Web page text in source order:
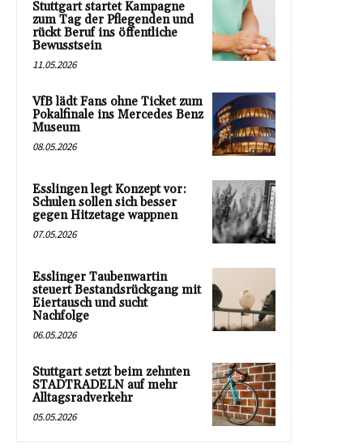
Stuttgart startet Kampagne
zum Tag der Pflegenden und
rückt Beruf ins öffentliche
Bewusstsein
11.05.2026
VfB lädt Fans ohne Ticket zum
Pokalfinale ins Mercedes Benz
Museum
08.05.2026
Esslingen legt Konzept vor:
Schulen sollen sich besser
gegen Hitzetage wappnen
07.05.2026
Esslinger Taubenwartin
steuert Bestandsrückgang mit
Eiertausch und sucht
Nachfolge
06.05.2026
Stuttgart setzt beim zehnten
STADTRADELN auf mehr
Alltagsradverkehr
05.05.2026